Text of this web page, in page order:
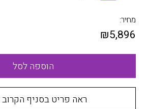
מחיר:
₪5,896
הוספה לסל
ראה פריט בסניף הקרוב